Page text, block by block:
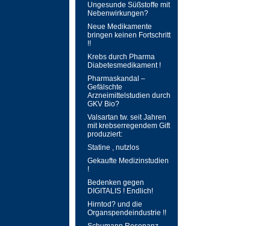
Ungesunde Süßstoffe mit
Nebenwirkungen?
Neue Medikamente
bringen keinen Fortschritt
!!
Krebs durch Pharma
Diabetesmedikament !
Pharmaskandal –
Gefälschte
Arzneimittelstudien durch
GKV Bio?
Valsartan tw. seit Jahren
mit krebserregendem Gift
produziert:
Statine , nutzlos
Gekaufte Medizinstudien
!
Bedenken gegen
DIGITALIS ! Endlich!
Hirntod? und die
Organspendeindustrie !!